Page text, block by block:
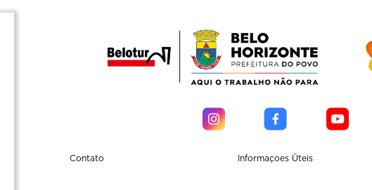
Contato Informaçoes Üteis